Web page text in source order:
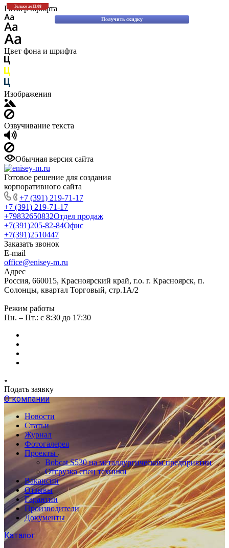
Только до13.08
Получить скидку
Размер шрифта
Цвет фона и шрифта
Изображения
Озвучивание текста
Обычная версия сайта
Готовое решение для создания
корпоративного сайта
+7 (391) 219-71-17
+7 (391) 219-71-17
+79832650832Отдел продаж
+7(391)205-82-84Офис
+7(391)2510447
Заказать звонок
E-mail
office@enisey-m.ru
Адрес
Россия, 660015, Красноярский край, г.о. г. Красноярск, п.
Солонцы, квартал Торговый, стр.1А/2
Режим работы
Пн. – Пт.: c 8:30 до 17:30
Подать заявку
О компании
Новости
Статьи
Журнал
Фотогалерея
Проекты
Bobcat S530 на металлургическом предприятии
Отгрузка спец техники
Вакансии
Отзывы
Гарантии
Производители
Документы
Каталог